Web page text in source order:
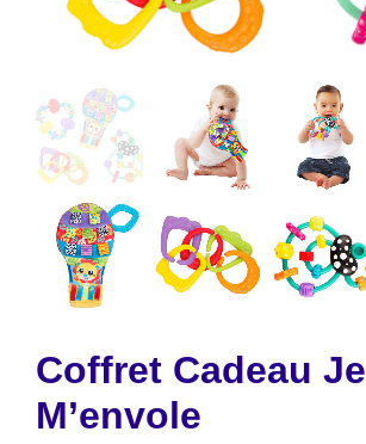
Coffret Cadeau Je
M’envole